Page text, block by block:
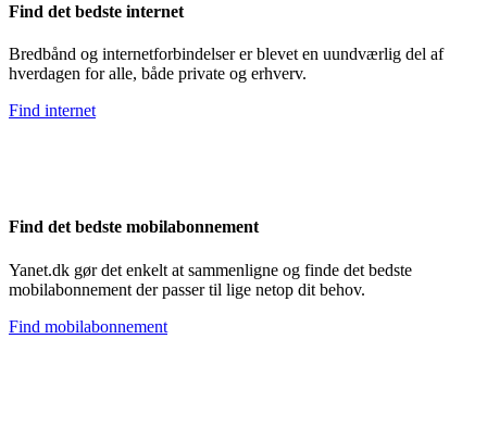
Find det bedste internet
Bredbånd og internetforbindelser er blevet en uundværlig del af
hverdagen for alle, både private og erhverv.
Find internet
Find det bedste mobilabonnement
Yanet.dk gør det enkelt at sammenligne og finde det bedste
mobilabonnement der passer til lige netop dit behov.
Find mobilabonnement